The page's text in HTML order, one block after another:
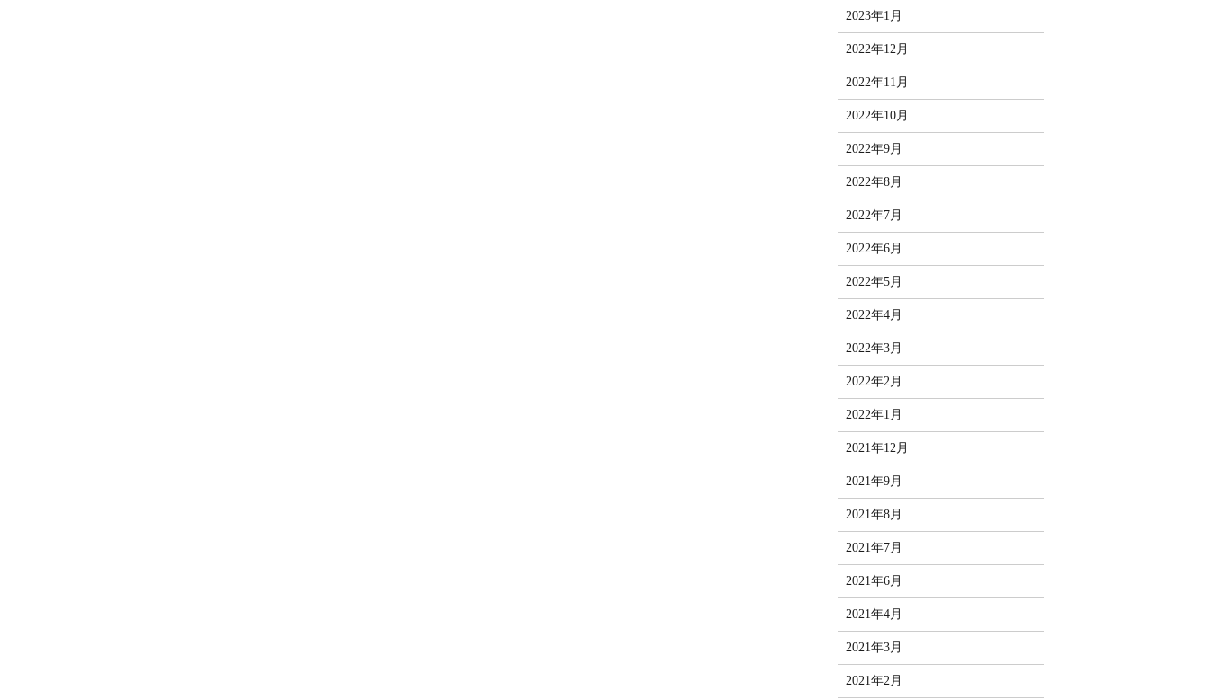
2023年1月
2022年12月
2022年11月
2022年10月
2022年9月
2022年8月
2022年7月
2022年6月
2022年5月
2022年4月
2022年3月
2022年2月
2022年1月
2021年12月
2021年9月
2021年8月
2021年7月
2021年6月
2021年4月
2021年3月
2021年2月